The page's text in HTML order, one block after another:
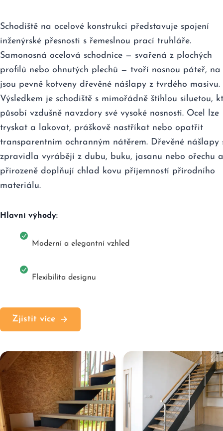
Schodiště na ocelové konstrukci představuje spojení
inženýrské přesnosti s řemeslnou prací truhláře.
Samonosná ocelová schodnice — svařená z plochých
profilů nebo ohnutých plechů — tvoří nosnou páteř, na
jsou pevně kotveny dřevěné nášlapy z tvrdého masivu.
Výsledkem je schodiště s mimořádně štíhlou siluetou,
působí vzdušně navzdory své vysoké nosnosti. Ocel lze
tryskat a lakovat, práškově nastříkat nebo opatřit
transparentním ochranným nátěrem. Dřevěné nášlapy
zpravidla vyrábějí z dubu, buku, jasanu nebo ořechu a
přirozeně doplňují chlad kovu příjemností přírodního
materiálu.
Hlavní výhody:
Moderní a elegantní vzhled
Flexibilita designu
Zjistit více